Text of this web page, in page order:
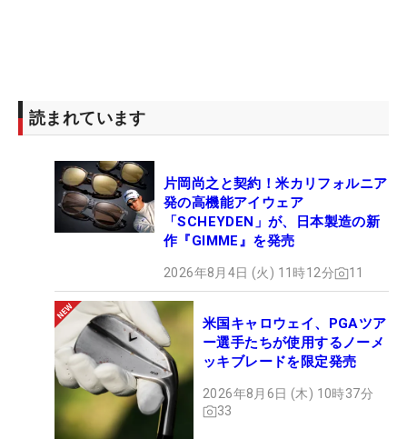
読まれています
片岡尚之と契約！米カリフォルニア
発の高機能アイウェア
「SCHEYDEN」が、日本製造の新
作『GIMME』を発売
2026年8月4日 (火) 11時12分 11
米国キャロウェイ、PGAツア
ー選手たちが使用するノーメ
ッキブレードを限定発売
2026年8月6日 (木) 10時37分
33